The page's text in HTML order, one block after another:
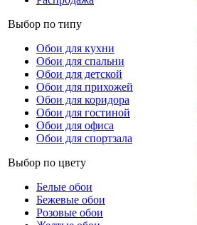
Выбор по типу
Обои для кухни
Обои для спальни
Обои для детской
Обои для прихожей
Обои для коридора
Обои для гостиной
Обои для офиса
Обои для спортзала
Выбор по цвету
Белые обои
Бежевые обои
Розовые обои